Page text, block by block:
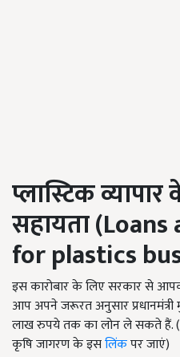
प्लास्टिक
सहायता
for plastics
इस कारोबार के लिए सरकार से
आप अपने जरूरत अनुसार प्रधानमंत्री
लाख रुपये तक का लोन ले सकते हैं.
कृषि जागरण के इसलिंकपर जाएं)